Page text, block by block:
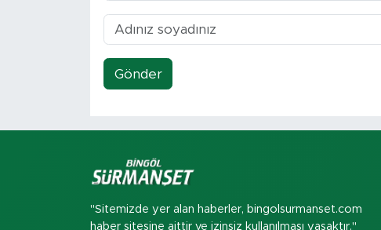
Gönder
"Sitemizde yer alan haberler, bingolsurmanset.com
haber sitesine aittir ve izinsiz kullanılması yasaktır."